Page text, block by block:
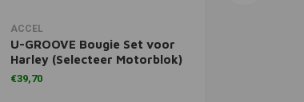
ACCEL
U-GROOVE Bougie Set voor
Harley (Selecteer Motorblok)
€39,70